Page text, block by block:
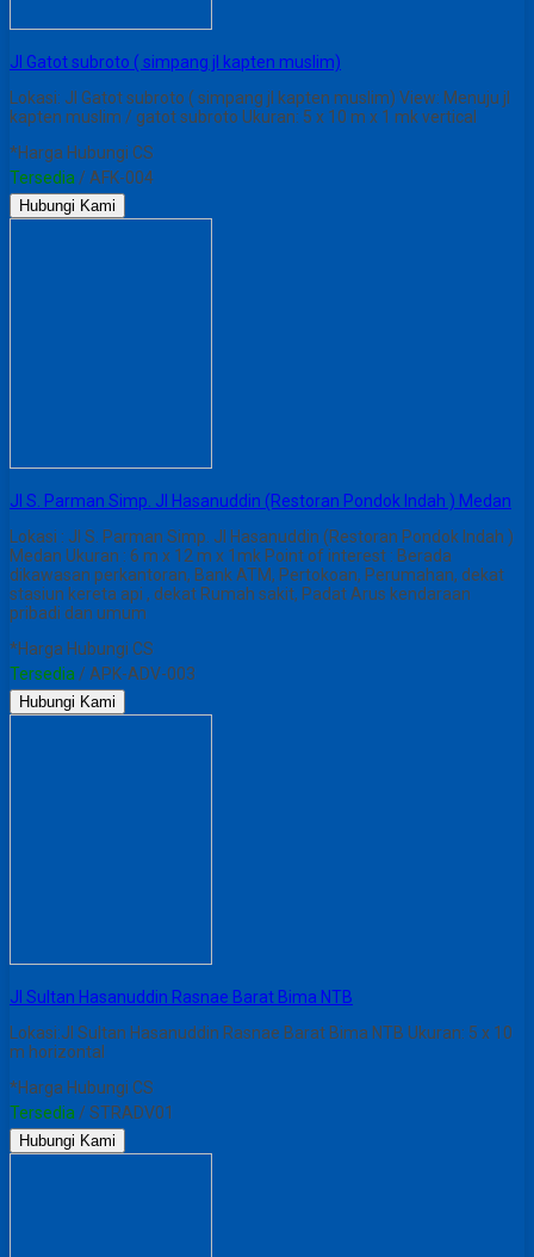
Jl Gatot subroto ( simpang jl kapten muslim)
Lokasi: Jl Gatot subroto ( simpang jl kapten muslim) View: Menuju jl
kapten muslim / gatot subroto Ukuran: 5 x 10 m x 1 mk vertical
*Harga Hubungi CS
Tersedia / AFK-004
Hubungi Kami
JI S. Parman Simp. JI Hasanuddin (Restoran Pondok Indah ) Medan
Lokasi : JI S. Parman Simp. JI Hasanuddin (Restoran Pondok Indah )
Medan Ukuran : 6 m x 12 m x 1mk Point of interest : Berada
dikawasan perkantoran, Bank ATM, Pertokoan, Perumahan, dekat
stasiun kereta api , dekat Rumah sakit, Padat Arus kendaraan
pribadi dan umum
*Harga Hubungi CS
Tersedia / APK-ADV-003
Hubungi Kami
Jl Sultan Hasanuddin Rasnae Barat Bima NTB
Lokasi:Jl Sultan Hasanuddin Rasnae Barat Bima NTB Ukuran: 5 x 10
m horizontal
*Harga Hubungi CS
Tersedia / STRADV01
Hubungi Kami